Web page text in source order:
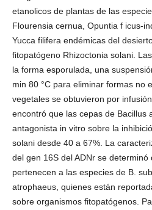
etanolicos de plantas de las
Flourensia cernua, Opuntia f icus-
Yucca filifera endémicas del
fitopatógeno Rhizoctonia solani.
la forma esporulada, una
min 80 °C para eliminar formas no
vegetales se obtuvieron por
encontró que las cepas de Bacillus
antagonista in vitro sobre la
solani desde 40 a 67%. La
del gen 16S del ADNr se determinó
pertenecen a las especies de B.
atrophaeus, quienes están
sobre organismos fitopatógenos.